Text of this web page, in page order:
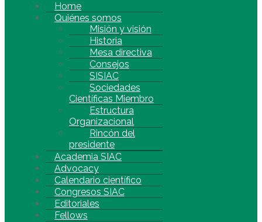
Home
Quiénes somos
Misión y visión
Historia
Mesa directiva
Consejos
SISIAC
Sociedades
Científicas Miembro
Estructura
Organizacional
Rincón del
presidente
Academia SIAC
Advocacy
Calendario científico
Congresos SIAC
Editoriales
Fellows